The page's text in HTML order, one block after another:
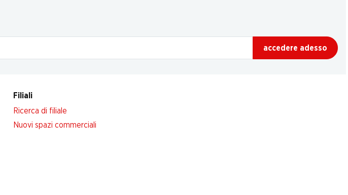
accedere adesso
Filiali
Ricerca di filiale
Nuovi spazi commerciali